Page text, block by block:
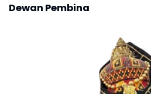
Dewan Pembina